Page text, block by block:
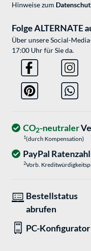
Hinweise zum
Folge ALTERNATE
Über unsere Social-
17:00 Uhr für Sie da.
CO2-neutraler
1(durch Kompensation)
PayPal
2Vorb.
Bestellstatus
abrufen
PC-Konfigurator